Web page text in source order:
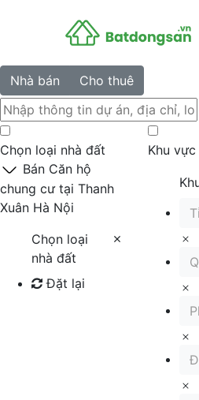
Nhà bán Cho thuê
Chọn loại nhà đất
Bán Căn hộ
chung cư tại Thanh
Xuân Hà Nội
Chọn loại
nhà đất
Đặt lại
Khu